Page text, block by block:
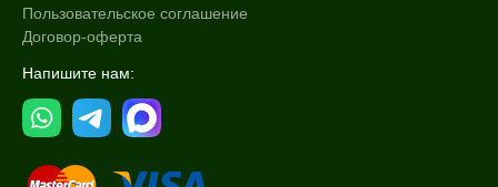
Пользовательское соглашение
Договор-оферта
Напишите нам: